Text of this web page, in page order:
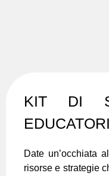
KIT DI
Date un’occhiata
risorse e strategie